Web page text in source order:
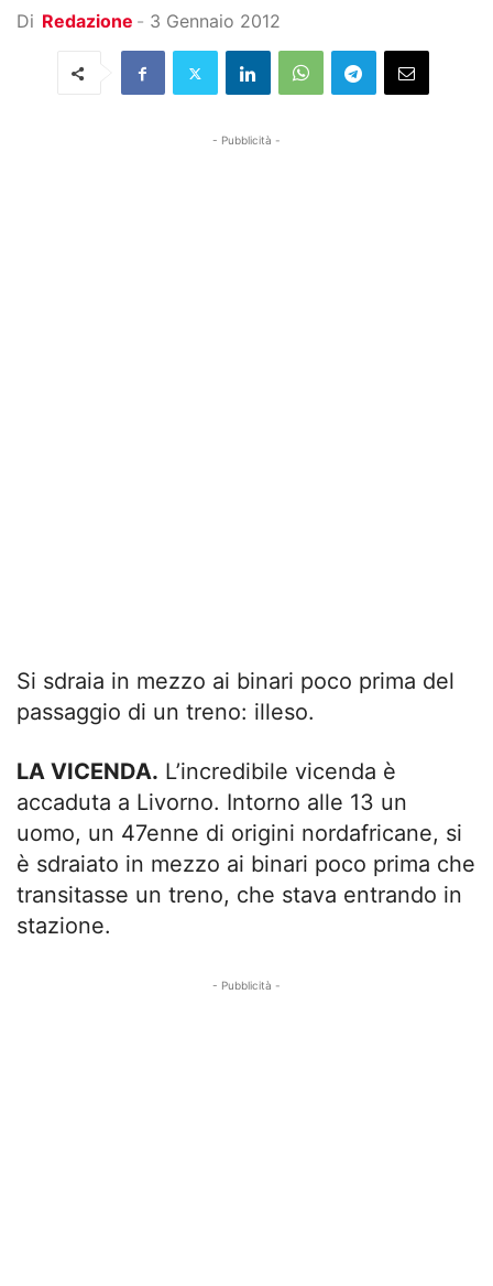
Di Redazione - 3 Gennaio 2012
- Pubblicità -
Si sdraia in mezzo ai binari poco prima del
passaggio di un treno: illeso.
LA VICENDA. L’incredibile vicenda è
accaduta a Livorno. Intorno alle 13 un
uomo, un 47enne di origini nordafricane, si
è sdraiato in mezzo ai binari poco prima che
transitasse un treno, che stava entrando in
stazione.
- Pubblicità -